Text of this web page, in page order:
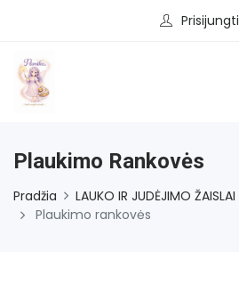
Prisijungti
Plaukimo Rankovės
Pradžia LAUKO IR JUDĖJIMO ŽAISLAI
Plaukimo rankovės